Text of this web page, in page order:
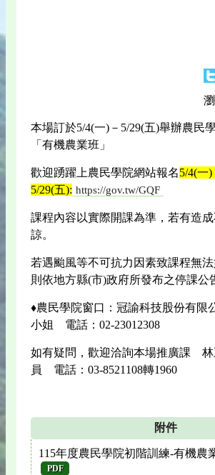
本場訂於5/4(一)－5/29(五)舉辦農民
「有機農業班」
歡迎踴躍上農民學院網站報名5/4(一)
5/29(五): https://gov.tw/GQF
課程內容以實際開課為準，若有造
諒。
若遇颱風等不可抗力因素致課程無法
則依地方縣(市)政府所發布之停課公
♦農民學院窗口：冠諭科技股份有
小姐 電話：02-23012308
如有疑問，歡迎洽詢本場推廣課 林
員 電話：03-8521108轉1960
附件
115年度農民學院初階訓練-有機農
PDF